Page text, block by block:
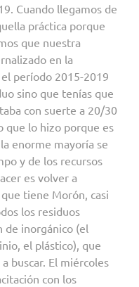
Cuando llegamos de
práctica porque
que nuestra
en la
período 2015-2019
sino que tenías que
con suerte a 20/30
que lo hizo porque es
enorme mayoría se
y de los recursos
es volver a
tiene Morón, casi
los residuos
de inorgánico (el
el plástico), que
buscar. El miércoles
con los